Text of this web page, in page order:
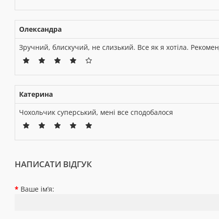
Олександра
Зручний, блискучий, не слизький. Все як я хотіла.
Катерина
Чохольчик суперський, мені все сподобалося
НАПИСАТИ ВІДГУК
Ваше ім’я: